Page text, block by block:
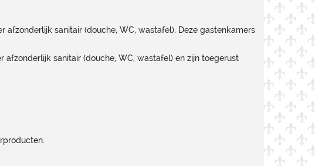
sanitair (douche, WC, wastafel). Deze gastenkamers
sanitair (douche, WC, wastafel) en zijn toegerust